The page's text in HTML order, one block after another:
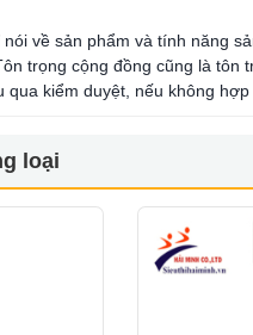
về sản phẩm và tính năng
trọng cộng đồng cũng là tôn
qua kiểm duyệt, nếu không hợp
loại